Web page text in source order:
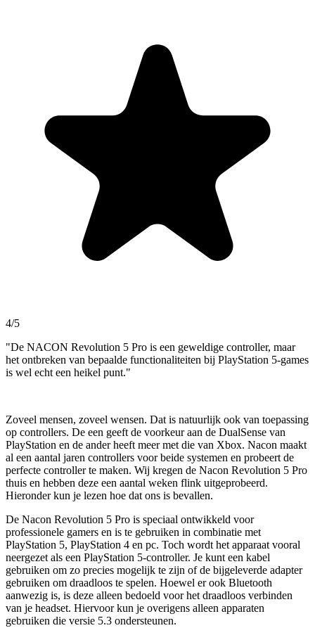
4/5
"De NACON Revolution 5 Pro is een geweldige controller, maar
het ontbreken van bepaalde functionaliteiten bij PlayStation 5-games
is wel echt een heikel punt."
Zoveel mensen, zoveel wensen. Dat is natuurlijk ook van toepassing
op controllers. De een geeft de voorkeur aan de DualSense van
PlayStation en de ander heeft meer met die van Xbox. Nacon maakt
al een aantal jaren controllers voor beide systemen en probeert de
perfecte controller te maken. Wij kregen de Nacon Revolution 5 Pro
thuis en hebben deze een aantal weken flink uitgeprobeerd.
Hieronder kun je lezen hoe dat ons is bevallen.
De Nacon Revolution 5 Pro is speciaal ontwikkeld voor
professionele gamers en is te gebruiken in combinatie met
PlayStation 5, PlayStation 4 en pc. Toch wordt het apparaat vooral
neergezet als een PlayStation 5-controller. Je kunt een kabel
gebruiken om zo precies mogelijk te zijn of de bijgeleverde adapter
gebruiken om draadloos te spelen. Hoewel er ook Bluetooth
aanwezig is, is deze alleen bedoeld voor het draadloos verbinden
van je headset. Hiervoor kun je overigens alleen apparaten
gebruiken die versie 5.3 ondersteunen.